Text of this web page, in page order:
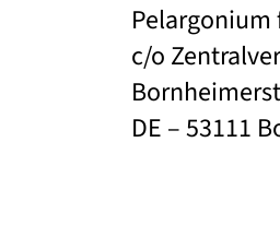
Pelargonium
c/o
DE – 53111